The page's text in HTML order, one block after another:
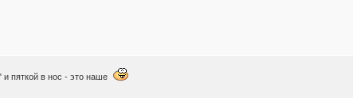
пяткой в нос - это наше